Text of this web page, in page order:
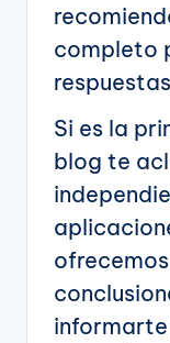
completo
Si es la
blog te